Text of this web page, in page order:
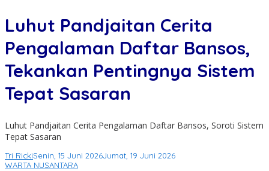
Luhut Pandjaitan Cerita
Pengalaman Daftar Bansos,
Tekankan Pentingnya Sistem
Tepat Sasaran
Luhut Pandjaitan Cerita Pengalaman Daftar Bansos, Soroti Sistem
Tepat Sasaran
Tri RickiSenin, 15 Juni 2026Jumat, 19 Juni 2026
WARTA NUSANTARA